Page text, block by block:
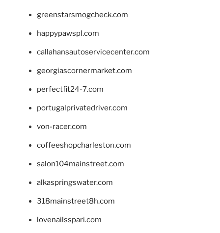
greenstarsmogcheck.com
happypawspl.com
callahansautoservicecenter.com
georgiascornermarket.com
perfectfit24-7.com
portugalprivatedriver.com
von-racer.com
coffeeshopcharleston.com
salon104mainstreet.com
alkaspringswater.com
318mainstreet8h.com
lovenailsspari.com